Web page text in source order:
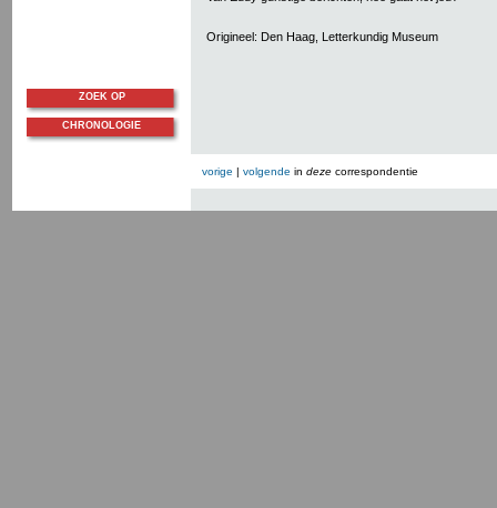
Origineel: Den Haag, Letterkundig Museum
vorige | volgende in deze correspondentie
ZOEK OP
CHRONOLOGIE